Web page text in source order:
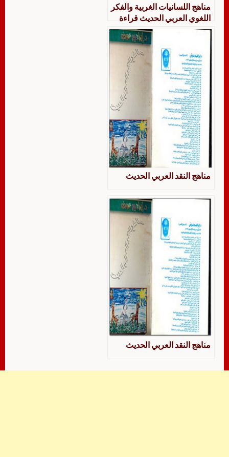
مناهج اللسانيات الغربية والفكر
اللغوي العربي الحديث قراءة
وصفية تحليلية للمنجز اللساني
العربي
مناهج النقد العربي الحديث
مناهج النقد العربي الحديث